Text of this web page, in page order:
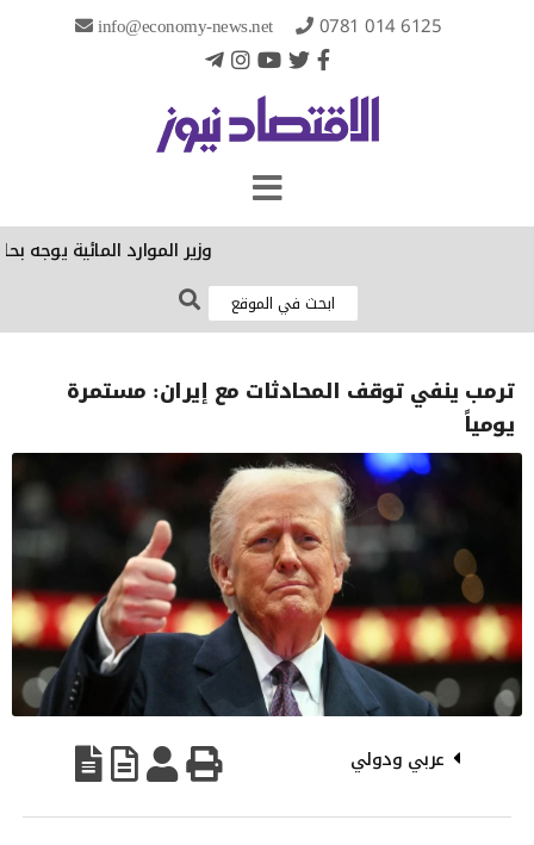
info@economy-news.net 0781 014 6125
وزير الموارد المائية يوجه
ترمب ينفي توقف المحادثات مع إيران: مستمرة
يومياً
عربي ودولي